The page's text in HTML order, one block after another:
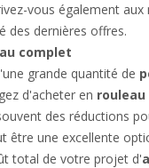
vous également
des dernières offres.
complet
grande quantité de
d'acheter en
des réductions
être une excellente
total de votre projet d'